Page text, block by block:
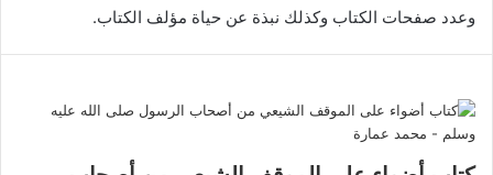
وعدد صفحات الكتاب وكذلك نبذة عن حياة مؤلف الكتاب.